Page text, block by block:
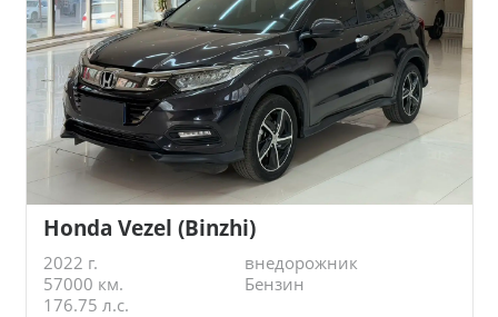
Honda Vezel (Binzhi)
2022 г.
внедорожник
57000 км.
Бензин
176.75 л.с.